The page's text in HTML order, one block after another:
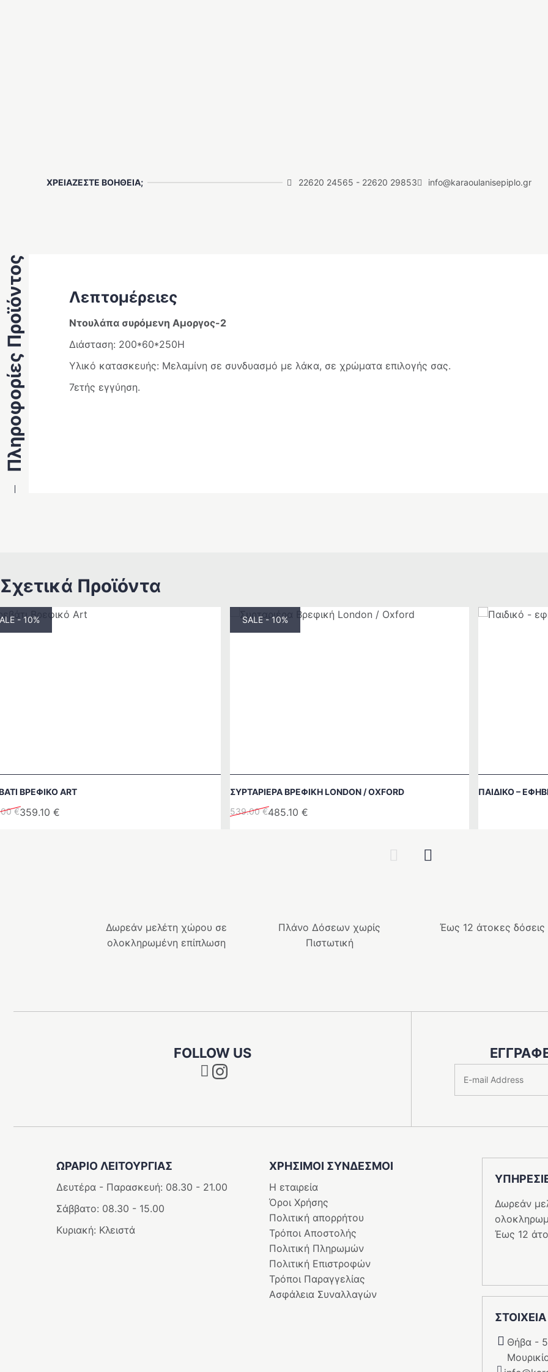
ΧΡΕΙΑΖΕΣΤΕ ΒΟΗΘΕΙΑ; 22620 24565 - 22620 29853 info@karaoulanisepiplo.gr
Πληροφορίες Προϊόντος Λεπτομέρειες
Ντουλάπα συρόμενη Αμοργος-2
Διάσταση: 200*60*250Η
Υλικό κατασκευής: Μελαμίνη σε συνδυασμό με λάκα, σε χρώματα επιλογής σας.
7ετής εγγύηση.
Σχετικά Προϊόντα
Previous
- 10%
ΒΡΕΦΙΚΌ ART
€359.10 €
SALE - 10%
ΣΥΡΤΑΡΙΈΡΑ ΒΡΕΦΙΚΉ LONDON / OXFORD
539.00€
Original 485.10 €
Η
ΠΑΙΔΙΚΌ –
Next
Δωρεάν μελέτη χώρου σε
ολοκληρωμένη επίπλωση
Πλάνο Δόσεων χωρίς
Πιστωτική
Έως 12 άτοκες δόσεις
FOLLOW US
Instagram
ΩΡΑΡΙΟ ΛΕΙΤΟΥΡΓΊΑΣ
Δευτέρα - Παρασκευή: 08.30 - 21.00
Σάββατο: 08.30 - 15.00
Κυριακή: Κλειστά
ΧΡΗΣΙΜΟΙ ΣΥΝΔΕΣΜΟΙ
Η εταιρεία
Όροι Χρήσης
Πολιτική απορρήτου
Τρόποι Αποστολής
Πολιτική Πληρωμών
Πολιτική Επιστροφών
Τρόποι Παραγγελίας
Ασφάλεια Συναλλαγών
Δωρεάν
Έως 12
Θήβα -